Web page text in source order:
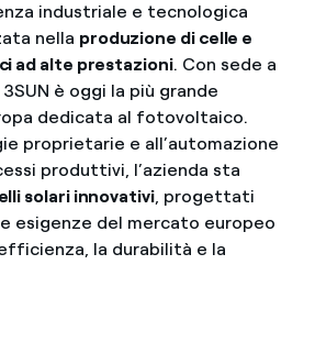
industriale e tecnologica
nella produzione di celle e
ad alte prestazioni. Con sede a
è oggi la più grande
dedicata al fotovoltaico.
proprietarie e all’automazione
produttivi, l’azienda sta
solari innovativi, progettati
esigenze del mercato europeo
la durabilità e la